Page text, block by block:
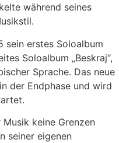
während seines
sein erstes Soloalbum
Soloalbum „Beskraj“,
Sprache. Das neue
der Endphase und wird
keine Grenzen
seiner eigenen